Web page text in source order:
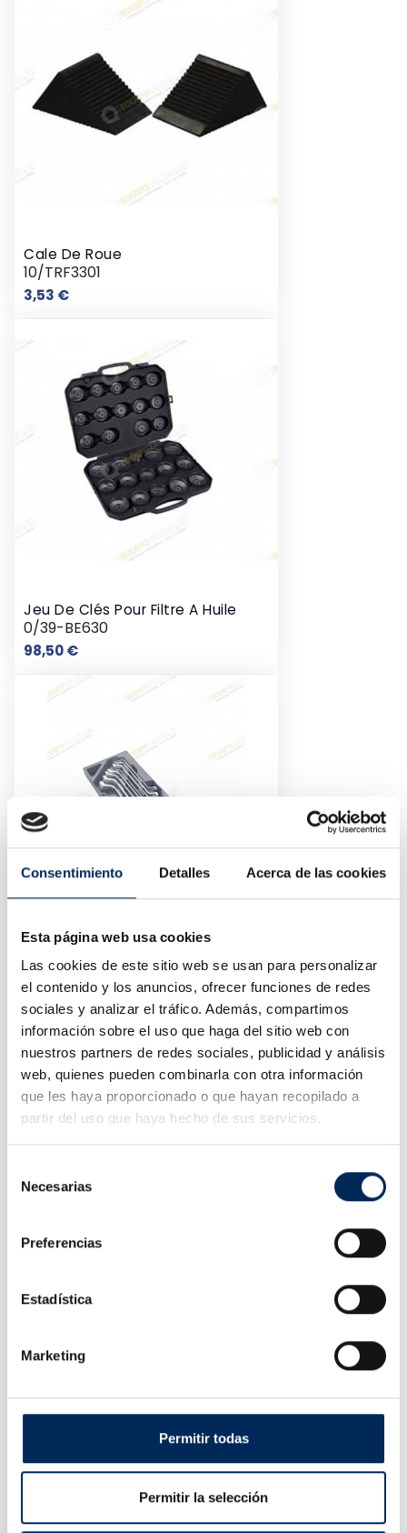
Consentimiento Detalles Acerca de las cookies
Esta página web usa cookies
Las cookies de este sitio web se usan para personalizar
el contenido y los anuncios, ofrecer funciones de redes
sociales y analizar el tráfico. Además, compartimos
información sobre el uso que haga del sitio web con
nuestros partners de redes sociales, publicidad y análisis
web, quienes pueden combinarla con otra información
que les haya proporcionado o que hayan recopilado a
partir del uso que haya hecho de sus servicios.
Necesarias
Preferencias
Estadística
Marketing
Permitir todas
Permitir la selección
Cale De Roue
10/TRF3301
3,53 €Prix
Jeu De Clés Pour Filtre A Huile
0/39-BE630
98,50 €Prix
Set De Clés Polygonales Fixe
10/TBRS0785
17,33 € Prix
30,23 €Prix